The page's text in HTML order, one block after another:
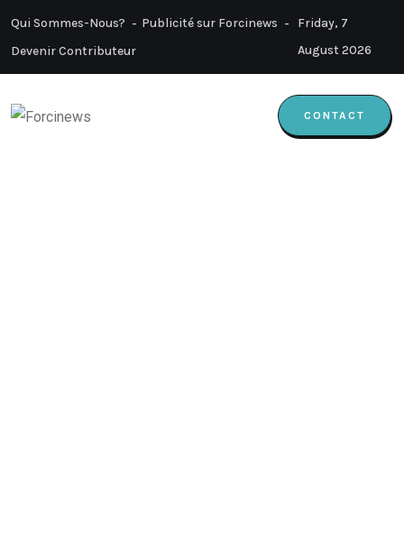
Qui Sommes-Nous?
Publicité sur Forcinews
Devenir Contributeur
Friday, 7
August 2026
CONTACT